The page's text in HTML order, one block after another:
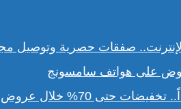
صفقات حصرية وتوصيل
عروض الجمعة البيضاء